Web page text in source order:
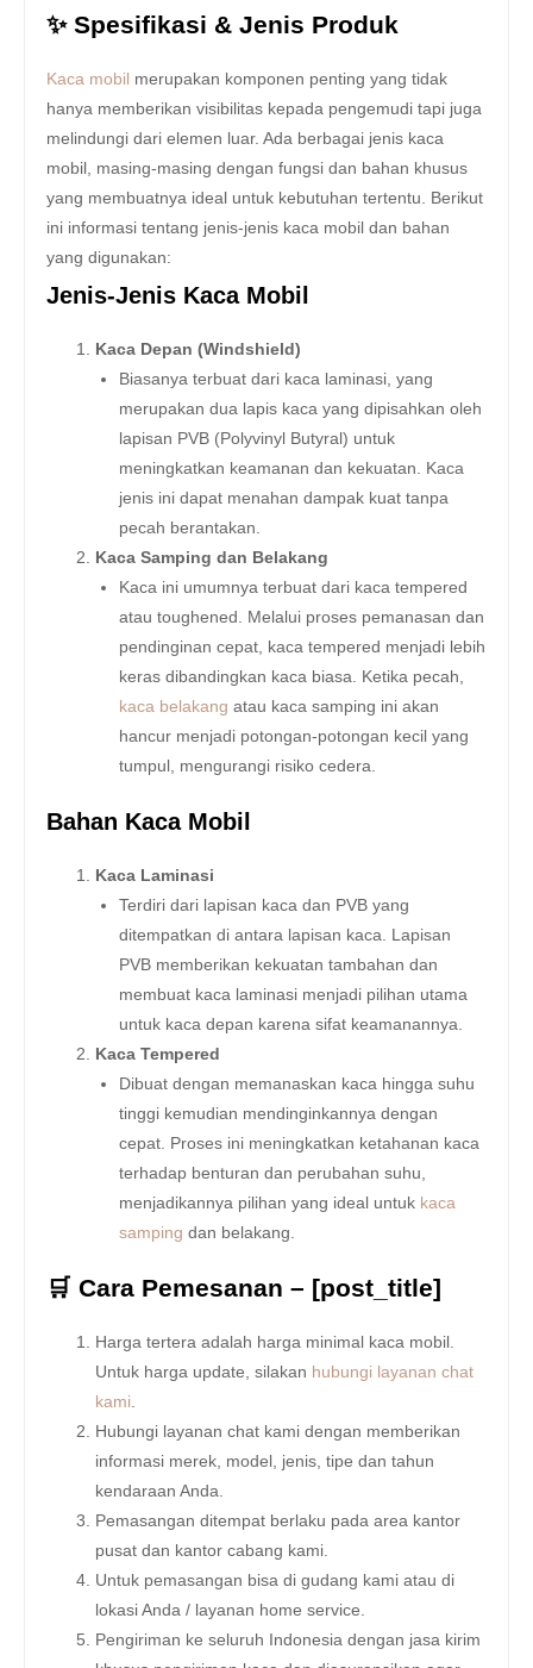
✨ Spesifikasi & Jenis Produk
Kaca mobil merupakan komponen penting yang tidak
hanya memberikan visibilitas kepada pengemudi tapi juga
melindungi dari elemen luar. Ada berbagai jenis kaca
mobil, masing-masing dengan fungsi dan bahan khusus
yang membuatnya ideal untuk kebutuhan tertentu. Berikut
ini informasi tentang jenis-jenis kaca mobil dan bahan
yang digunakan:
Jenis-Jenis Kaca Mobil
Kaca Depan (Windshield)
Biasanya terbuat dari kaca laminasi, yang
merupakan dua lapis kaca yang dipisahkan oleh
lapisan PVB (Polyvinyl Butyral) untuk
meningkatkan keamanan dan kekuatan. Kaca
jenis ini dapat menahan dampak kuat tanpa
pecah berantakan.
Kaca Samping dan Belakang
Kaca ini umumnya terbuat dari kaca tempered
atau toughened. Melalui proses pemanasan dan
pendinginan cepat, kaca tempered menjadi lebih
keras dibandingkan kaca biasa. Ketika pecah,
kaca belakang atau kaca samping ini akan
hancur menjadi potongan-potongan kecil yang
tumpul, mengurangi risiko cedera.
Bahan Kaca Mobil
Kaca Laminasi
Terdiri dari lapisan kaca dan PVB yang
ditempatkan di antara lapisan kaca. Lapisan
PVB memberikan kekuatan tambahan dan
membuat kaca laminasi menjadi pilihan utama
untuk kaca depan karena sifat keamanannya.
Kaca Tempered
Dibuat dengan memanaskan kaca hingga suhu
tinggi kemudian mendinginkannya dengan
cepat. Proses ini meningkatkan ketahanan kaca
terhadap benturan dan perubahan suhu,
menjadikannya pilihan yang ideal untuk kaca
samping dan belakang.
🛒 Cara Pemesanan – [post_title]
Harga tertera adalah harga minimal kaca mobil.
Untuk harga update, silakan hubungi layanan chat
kami
Hubungi layanan chat kami dengan memberikan
informasi merek, model, jenis, tipe dan tahun
kendaraan Anda.
Pemasangan ditempat berlaku pada area kantor
pusat dan kantor cabang kami.
Untuk pemasangan bisa di gudang kami atau di
lokasi Anda / layanan home service.
Pengiriman ke seluruh Indonesia dengan jasa kirim